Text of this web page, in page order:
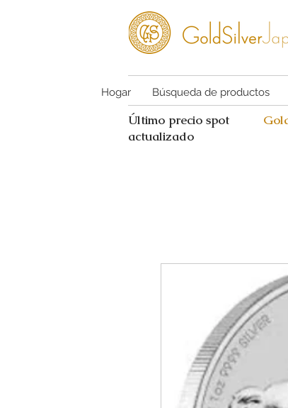
Hogar Búsqueda de productos
Último precio spot
actualizado